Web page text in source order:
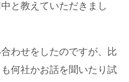
と教えていただきまし
わせをしたのですが、比
何社かお話を聞いたり試